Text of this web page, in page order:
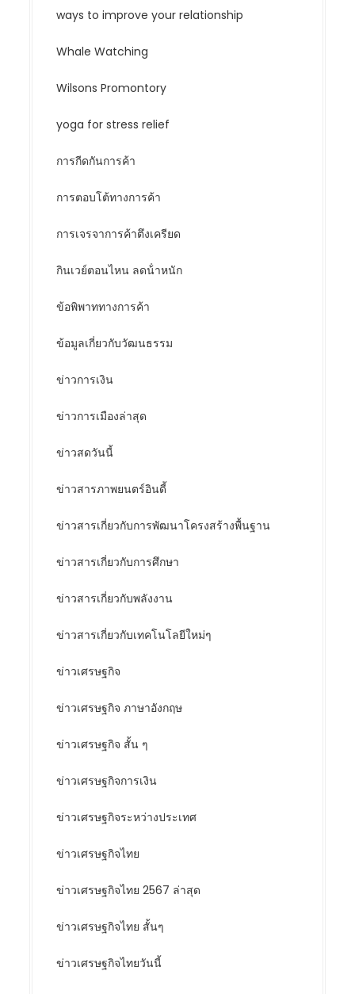
ways to improve your relationship
Whale Watching
Wilsons Promontory
yoga for stress relief
การกีดกันการค้า
การตอบโต้ทางการค้า
การเจรจาการค้าตึงเครียด
กินเวย์ตอนไหน ลดน้ําหนัก
ข้อพิพาททางการค้า
ข้อมูลเกี่ยวกับวัฒนธรรม
ข่าวการเงิน
ข่าวการเมืองล่าสุด
ข่าวสดวันนี้
ข่าวสารภาพยนตร์อินดี้
ข่าวสารเกี่ยวกับการพัฒนาโครงสร้างพื้นฐาน
ข่าวสารเกี่ยวกับการศึกษา
ข่าวสารเกี่ยวกับพลังงาน
ข่าวสารเกี่ยวกับเทคโนโลยีใหม่ๆ
ข่าวเศรษฐกิจ
ข่าวเศรษฐกิจ ภาษาอังกฤษ
ข่าวเศรษฐกิจ สั้น ๆ
ข่าวเศรษฐกิจการเงิน
ข่าวเศรษฐกิจระหว่างประเทศ
ข่าวเศรษฐกิจไทย
ข่าวเศรษฐกิจไทย 2567 ล่าสุด
ข่าวเศรษฐกิจไทย สั้นๆ
ข่าวเศรษฐกิจไทยวันนี้